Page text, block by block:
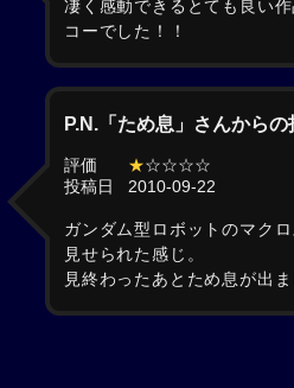
凄く感動できるとても良い
コーでした！！
P.N.「ため息」さんからの
評価 ★☆☆☆☆
投稿日
2010-09-22
ガンダム型ロボットのマク
見せられた感じ。
見終わったあとため息が出ま